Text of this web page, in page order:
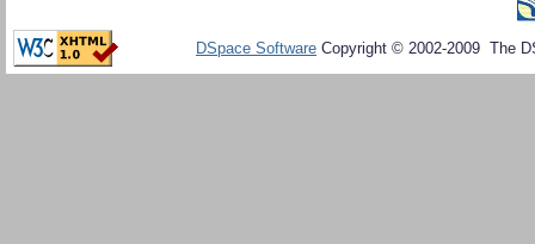
DSpace Software Copyright © 2002-2009 The